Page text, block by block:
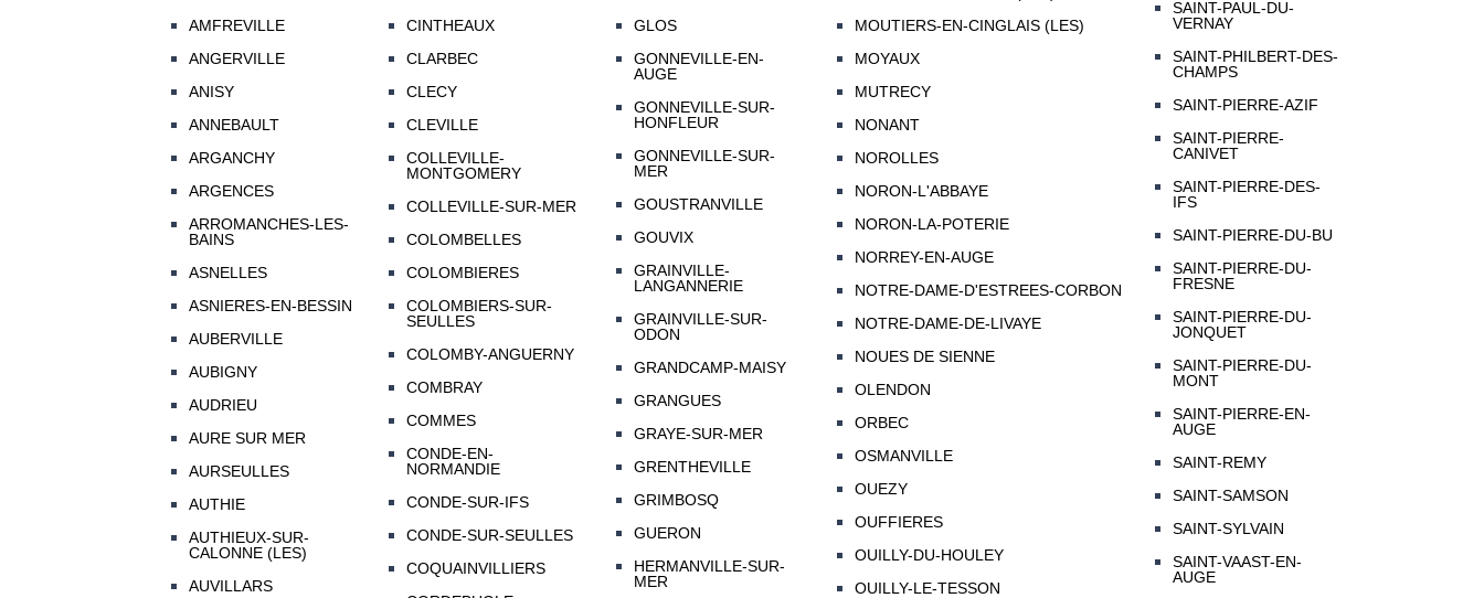
AMFREVILLE
ANGERVILLE
ANISY
ANNEBAULT
ARGANCHY
ARGENCES
ARROMANCHES-LES-
BAINS
ASNELLES
ASNIERES-EN-BESSIN
AUBERVILLE
AUBIGNY
AUDRIEU
AURE SUR MER
AURSEULLES
AUTHIE
AUTHIEUX-SUR-
CALONNE (LES)
AUVILLARS
CINTHEAUX
CLARBEC
CLECY
CLEVILLE
COLLEVILLE-
MONTGOMERY
COLLEVILLE-SUR-MER
COLOMBELLES
COLOMBIERES
COLOMBIERS-SUR-
SEULLES
COLOMBY-ANGUERNY
COMBRAY
COMMES
CONDE-EN-
NORMANDIE
CONDE-SUR-IFS
CONDE-SUR-SEULLES
COQUAINVILLIERS
GLOS
GONNEVILLE-EN-
AUGE
GONNEVILLE-SUR-
HONFLEUR
GONNEVILLE-SUR-
MER
GOUSTRANVILLE
GOUVIX
GRAINVILLE-
LANGANNERIE
GRAINVILLE-SUR-
ODON
GRANDCAMP-MAISY
GRANGUES
GRAYE-SUR-MER
GRENTHEVILLE
GRIMBOSQ
GUERON
HERMANVILLE-SUR-
MER
MOUTIERS-EN-CINGLAIS (LES)
MOYAUX
MUTRECY
NONANT
NOROLLES
NORON-L'ABBAYE
NORON-LA-POTERIE
NORREY-EN-AUGE
NOTRE-DAME-D'ESTREES-CORBON
NOTRE-DAME-DE-LIVAYE
NOUES DE SIENNE
OLENDON
ORBEC
OSMANVILLE
OUEZY
OUFFIERES
OUILLY-DU-HOULEY
OUILLY-LE-TESSON
SAINT-PAUL-DU-
VERNAY
SAINT-PHILBERT-DES-
CHAMPS
SAINT-PIERRE-AZIF
SAINT-PIERRE-
CANIVET
SAINT-PIERRE-DES-
IFS
SAINT-PIERRE-DU-BU
SAINT-PIERRE-DU-
FRESNE
SAINT-PIERRE-DU-
JONQUET
SAINT-PIERRE-DU-
MONT
SAINT-PIERRE-EN-
AUGE
SAINT-REMY
SAINT-SAMSON
SAINT-SYLVAIN
SAINT-VAAST-EN-
AUGE